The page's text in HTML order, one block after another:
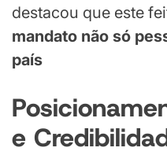
destacou que este
mandato não só
país
e